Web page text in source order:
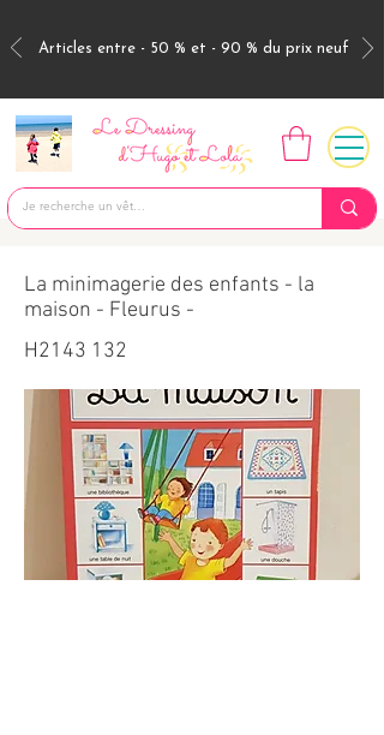
Articles entre - 50 % et - 90 % du prix neuf
La minimagerie des enfants - la
maison - Fleurus -
H2143 132